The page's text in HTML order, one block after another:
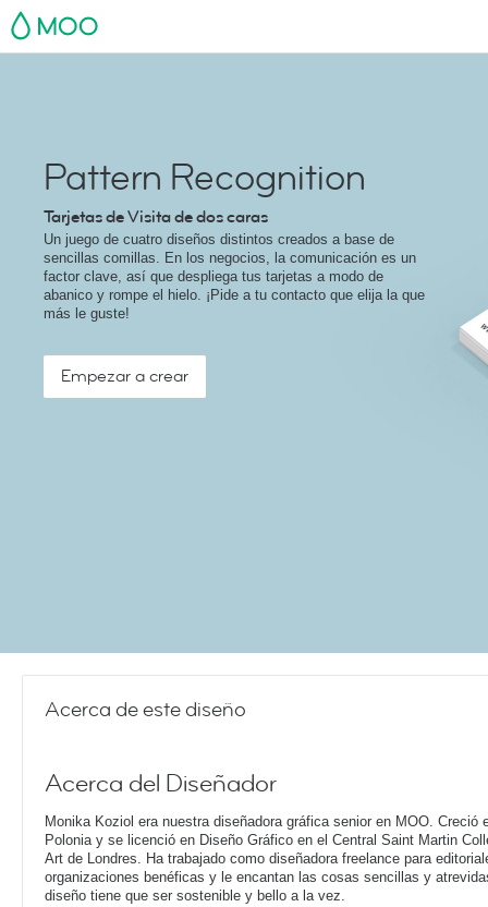
MOO
Pattern Recognition
Tarjetas de Visita de dos caras
Un juego de cuatro diseños distintos creados a base de
sencillas comillas. En los negocios, la comunicación es un
factor clave, así que despliega tus tarjetas a modo de
abanico y rompe el hielo. ¡Pide a tu contacto que elija la que
más le guste!
Empezar a crear
Acerca de este diseño
Acerca del Diseñador
Monika Koziol era nuestra diseñadora gráfica senior en MOO. Creció
Polonia y se licenció en Diseño Gráfico en el Central Saint Martin
Art de Londres. Ha trabajado como diseñadora freelance para
organizaciones benéficas y le encantan las cosas sencillas y
diseño tiene que ser sostenible y bello a la vez.